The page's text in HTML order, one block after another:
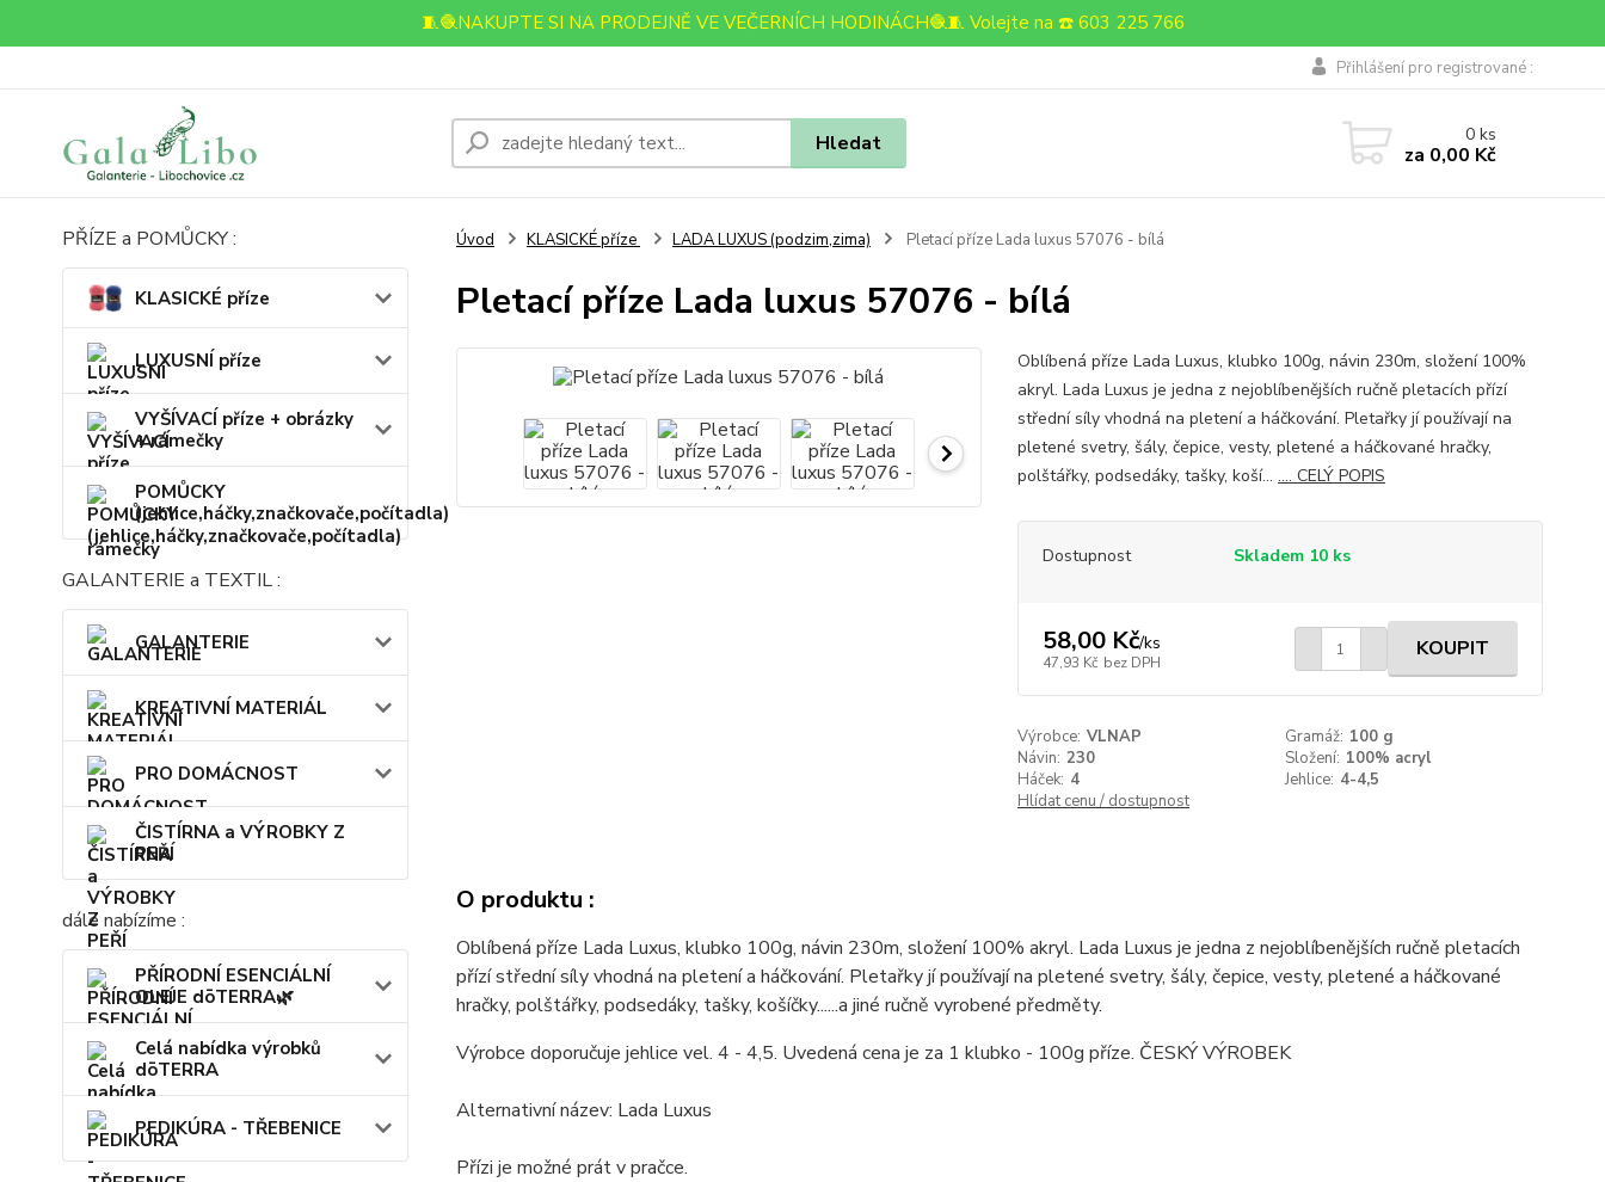
🧵🧶NAKUPTE SI NA PRODEJNĚ VE VEČERNÍCH HODINÁCH🧶🧵 Volejte na ☎️ 603 225 766
Přihlášení pro registrované :
Hledat 0ks
za 0,00 Kč
PŘÍZE a POMŮCKY :
KLASICKÉ příze
LUXUSNÍ příze
VYŠÍVACÍ příze + obrázky
+ rámečky
POMŮCKY
(jehlice,háčky,značkovače,počítadla)
GALANTERIE a TEXTIL :
GALANTERIE
KREATIVNÍ MATERIÁL
PRO DOMÁCNOST
ČISTÍRNA a VÝROBKY Z
PEŘÍ
dále nabízíme :
PŘÍRODNÍ ESENCIÁLNÍ
OLEJE dōTERRA🌿
Celá nabídka výrobků
dōTERRA
PEDIKÚRA - TŘEBENICE
Úvod KLASICKÉ příze LADA LUXUS (podzim,zima) Pletací příze Lada luxus 57076 - bílá
Pletací příze Lada luxus 57076 - bílá
Oblíbená příze Lada Luxus, klubko 100g, návin 230m, složení 100%
akryl. Lada Luxus je jedna z nejoblíbenějších ručně pletacích přízí
střední síly vhodná na pletení a háčkování. Pletařky jí používají na
pletené svetry, šály, čepice, vesty, pletené a háčkované hračky,
polštářky, podsedáky, tašky, koší... .... CELÝ POPIS
Dostupnost Skladem 10 ks
58,00 Kč/ks
47,93 Kč bez DPH
KOUPIT
Výrobce: VLNAP Gramáž: 100 g
Návin: 230 Složení: 100% acryl
Háček: 4 Jehlice: 4-4,5
Hlídat cenu / dostupnost
O produktu :
Oblíbená příze Lada Luxus, klubko 100g, návin 230m, složení 100% akryl. Lada Luxus je jedna z nejoblíbenějších ručně pletacích
přízí střední síly vhodná na pletení a háčkování. Pletařky jí používají na pletené svetry, šály, čepice, vesty, pletené a háčkované
hračky, polštářky, podsedáky, tašky, košíčky......a jiné ručně vyrobené předměty.
Výrobce doporučuje jehlice vel. 4 - 4,5. Uvedená cena je za 1 klubko - 100g příze. ČESKÝ VÝROBEK
Alternativní název: Lada Luxus
Přízi je možné prát v pračce.